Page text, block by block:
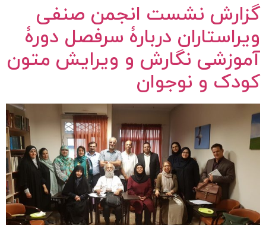
گزارش نشست انجمن صنفی
ویراستاران دربارۀ سرفصل دورۀ
آموزشی نگارش و ویرایش متون
کودک و نوجوان